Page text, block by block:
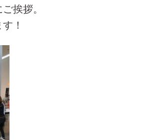
挨拶。
！